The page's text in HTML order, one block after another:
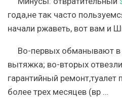
года,не так часто
начали ржаветь, вот вам и
Во-первых обманывают в
вытяжка; во-вторых
гарантийный
более трех месяцев (вр …